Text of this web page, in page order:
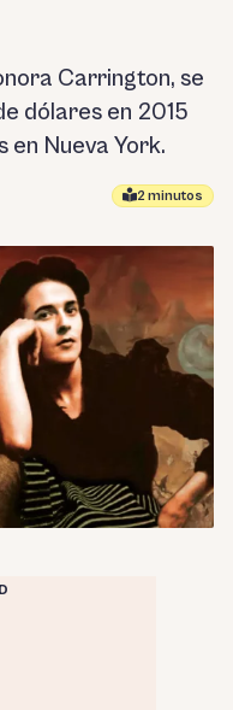
Carrington, se
dólares en 2015
en Nueva York.
2 minutos